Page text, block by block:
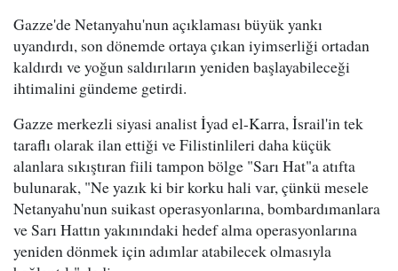
Gazze'de Netanyahu'nun açıklaması büyük yankı
uyandırdı, son dönemde ortaya çıkan iyimserliği ortadan
kaldırdı ve yoğun saldırıların yeniden başlayabileceği
ihtimalini gündeme getirdi.
Gazze merkezli siyasi analist İyad el-Karra, İsrail'in tek
taraflı olarak ilan ettiği ve Filistinlileri daha küçük
alanlara sıkıştıran fiili tampon bölge "Sarı Hat"a atıfta
bulunarak, "Ne yazık ki bir korku hali var, çünkü mesele
Netanyahu'nun suikast operasyonlarına, bombardımanlara
ve Sarı Hattın yakınındaki hedef alma operasyonlarına
yeniden dönmek için adımlar atabilecek olmasıyla